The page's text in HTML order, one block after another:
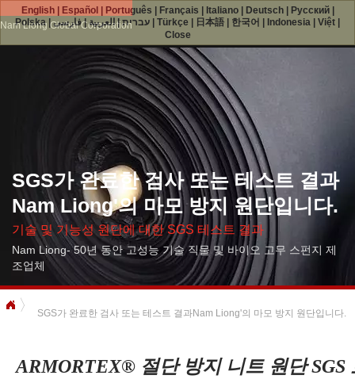
Nam Liong Global Corporation
SGS가 완료한 검사 또는 테스트 결과
Nam Liong'의 마모 방지 원단입니다.
기술 및 기능성 원단에 대한 SGS 테스트 결과
Nam Liong- 50년 동안 고성능 기술 직물 및 바이오 고무 스펀지 제
조업체
SGS가 완료한 검사 또는 테스트 결과Nam Liong'의 마모 방지 원단입니다.
ARMORTEX® 절단 방지 니트 원단 SGS
English| Español Português Français Italiano| Deutsch| Русский|
Polska| עברית|العربية|فارسی Türkçe 日本語 한국어 Indonesia Việt
Close